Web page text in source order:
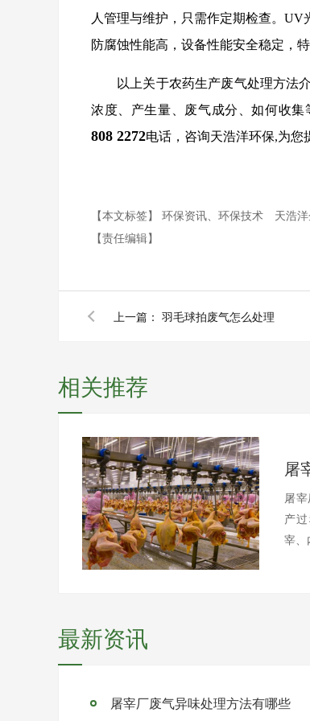
人管理与维护，只需作定期检查。
防腐蚀性能高，设备性能安全稳定，
以上关于农药生产废气处理方法
浓度、产生量、废气成分、如何收
808 2272电话，咨询天浩洋环保,为您
【本文标签】 环保资讯、环保技术 天浩
【责任编辑】
上一篇： 羽毛球拍废气怎么处理
相关推荐
屠
屠
产
宰、
最新资讯
屠宰厂废气异味处理方法有哪些